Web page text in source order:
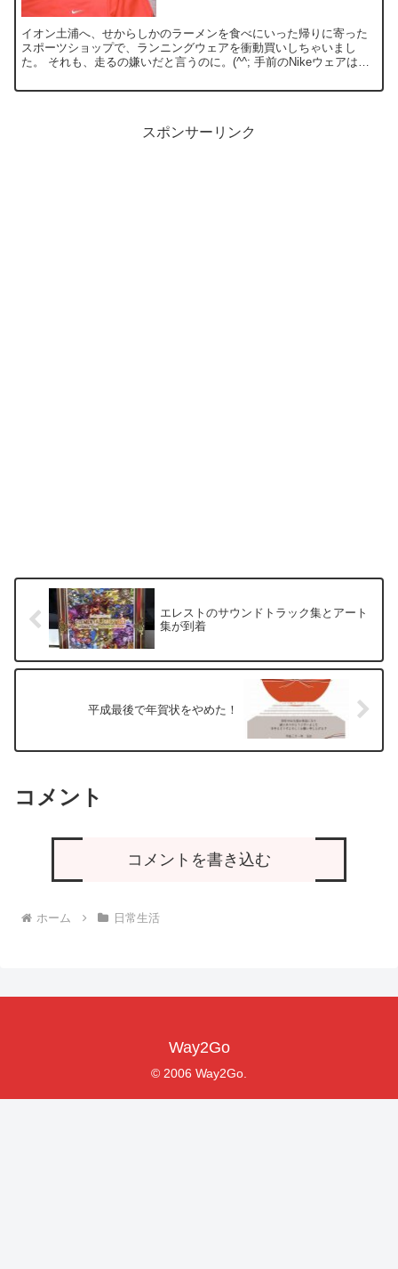
イオン土浦へ、せからしかのラーメンを食べにいった帰りに寄った
スポーツショップで、ランニングウェアを衝動買いしちゃいまし
た。 それも、走るの嫌いだと言うのに。(^^; 手前のNikeウェアは、
スポンサーリンク
エレストのサウンドトラック集とアート
集が到着
平成最後で年賀状をやめた！
コメント
コメントを書き込む
ホーム 日常生活
Way2Go
© 2006 Way2Go.